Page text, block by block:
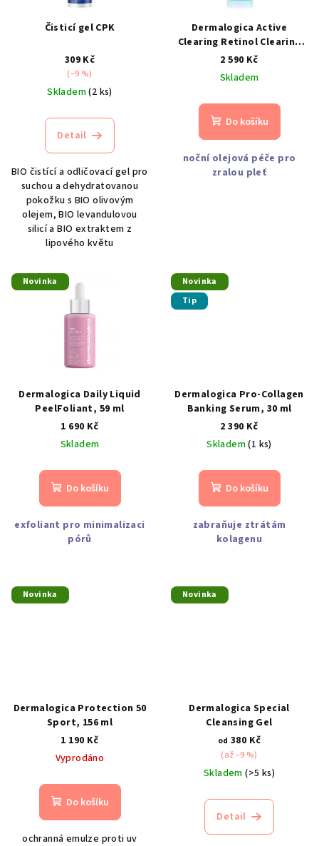
Čisticí gel CPK
309 Kč
(–9 %)
Skladem(2 ks)
Detail
BIO čistící a odličovací gel pro
suchou a dehydratovanou
pokožku s BIO olivovým
olejem, BIO levandulovou
silicí a BIO extraktem z
lipového květu
Dermalogica Active
Clearing Retinol Clearing
Oil, 30 ml
2 590 Kč
Skladem
Do košíku
noční olejová péče pro
zralou pleť
Novinka
Dermalogica Daily Liquid
PeelFoliant, 59 ml
1 690 Kč
Skladem
Do košíku
exfoliant pro minimalizaci
pórů
Novinka
Tip
Dermalogica Pro-Collagen
Banking Serum, 30 ml
2 390 Kč
Skladem(1 ks)
Do košíku
zabraňuje ztrátám
kolagenu
Novinka
Dermalogica Protection 50
Sport, 156 ml
1 190 Kč
Vyprodáno
Do košíku
ochranná emulze proti uv
Novinka
Dermalogica Special
Cleansing Gel
od 380 Kč
(až –9 %)
Skladem(>5 ks)
Detail